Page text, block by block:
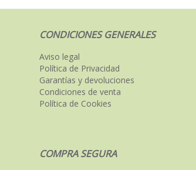
CONDICIONES GENERALES
Aviso legal
Política de Privacidad
Garantías y devoluciones
Condiciones de venta
Política de Cookies
COMPRA SEGURA